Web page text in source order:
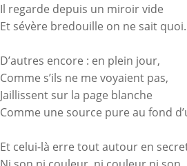
Il regarde depuis un miroir vide
Et sévère bredouille on ne sait quoi.
D’autres encore : en plein jour,
Comme s’ils ne me voyaient pas,
Jaillissent sur la page blanche
Comme une source pure au fond
Et celui-là erre tout autour en